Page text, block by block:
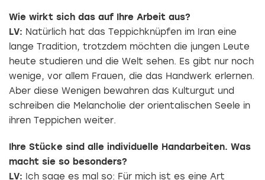
Wie wirkt sich das auf Ihre Arbeit aus?
LV: Natürlich hat das Teppichknüpfen im Iran eine
lange Tradition, trotzdem möchten die jungen Leute
heute studieren und die Welt sehen. Es gibt nur noch
wenige, vor allem Frauen, die das Handwerk erlernen.
Aber diese Wenigen bewahren das Kulturgut und
schreiben die Melancholie der orientalischen Seele in
ihren Teppichen weiter.
Ihre Stücke sind alle individuelle Handarbeiten. Was
macht sie so besonders?
LV: Ich sage es mal so: Für mich ist es eine Art